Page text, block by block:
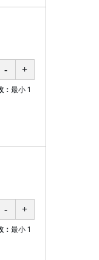
： 最小 1
： 最小 1